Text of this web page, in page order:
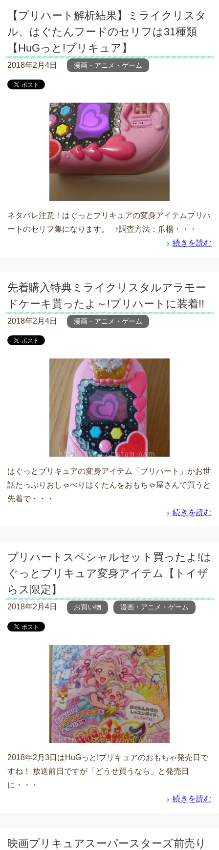
【プリハート解析結果】ミライクリスタ
ル、はぐたんフードのセリフは31種類
【HuGっと!プリキュア】
2018年2月4日 漫画・アニメ・ゲーム
ネタバレ注意！はぐっとプリキュアの変身アイテムプリハ
ートのセリフ集になります。 ↑調査方法：爪楊・・・
続きを読む
先着購入特典ミライクリスタルアラモー
ドケーキ貰ったよ～!プリハートに装着!!
2018年2月4日 漫画・アニメ・ゲーム
はぐっとプリキュアの変身アイテム「プリハート」かお世
話たっぷりおしゃべりはぐたんをおもちゃ屋さんで買うと
先着で・・・
続きを読む
プリハートスペシャルセット買ったよ!は
ぐっとプリキュア変身アイテム【トイザ
らス限定】
2018年2月4日 お買い物 漫画・アニメ・ゲーム
2018年2月3日はHuGっと!プリキュアのおもちゃ発売日で
すね！ 放送前日ですが「どうせ買うなら」と発売日
に・・・
続きを読む
映画プリキュアスーパースターズ前売り